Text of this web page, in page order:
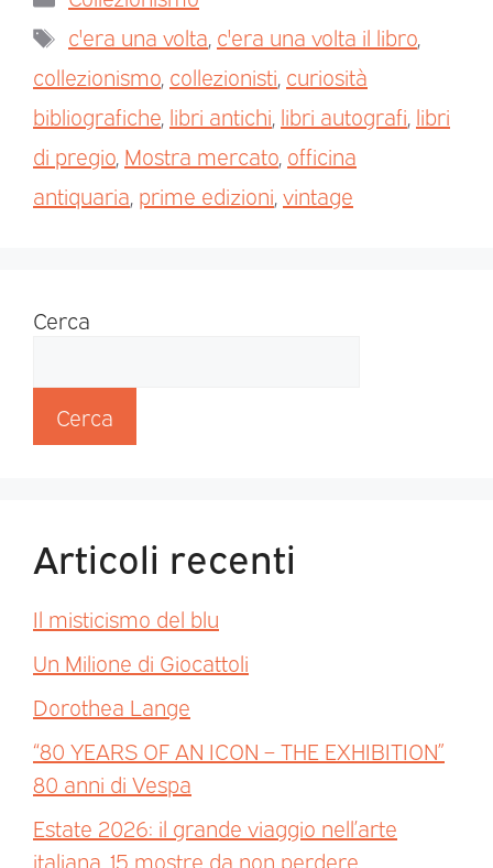
c'era una volta c'era una volta il libro
collezionismo collezionisti curiosità
bibliografiche libri antichi libri autografi libri
di pregio Mostra mercato officina
antiquaria prime edizioni vintage
Cerca
Cerca
Articoli recenti
Il misticismo del blu
Un Milione di Giocattoli
Dorothea Lange
“80 YEARS OF AN ICON – THE EXHIBITION”
80 anni di Vespa
Estate 2026: il grande viaggio nell’arte
italiana. 15 mostre da non perdere